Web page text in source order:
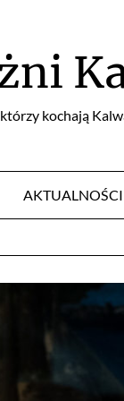
kochają
AKTUALNOŚCI